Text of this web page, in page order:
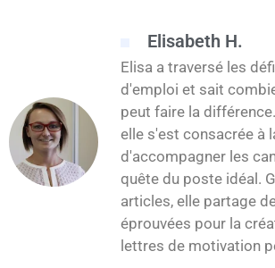
Elisabeth H.
Elisa a traversé les
d'emploi et sait
peut faire la
elle s'est consacrée à
d'accompagner les
quête du poste idéal.
articles, elle partage
éprouvées pour la
lettres de motivation